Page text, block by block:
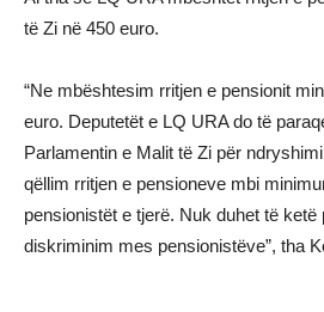
të Zi në 450 euro.
“Ne mbështesim rritjen e pensionit
euro. Deputetët e LQ URA do të
Parlamentin e Malit të Zi për
qëllim rritjen e pensioneve mbi
pensionistët e tjerë. Nuk duhet të ketë
diskriminim mes pensionistëve”, tha